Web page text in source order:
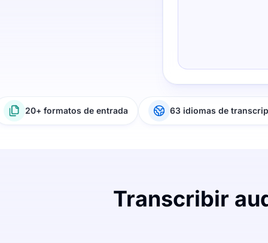
20+ formatos de entrada 63 idiomas de
Transcribir